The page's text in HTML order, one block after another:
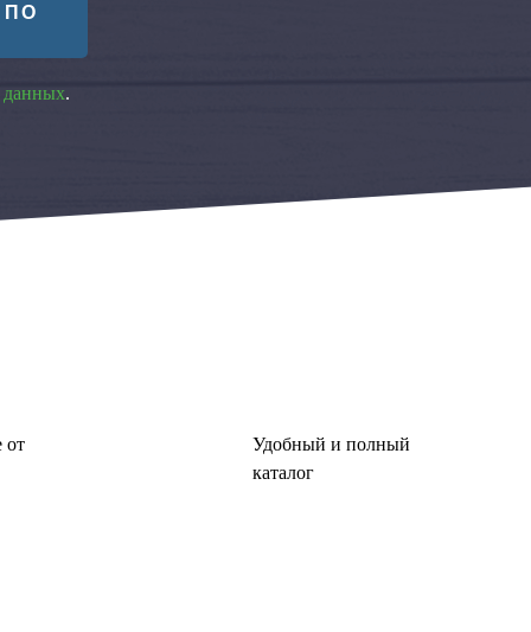
ПО
данных.
от
Удобный и полный
каталог